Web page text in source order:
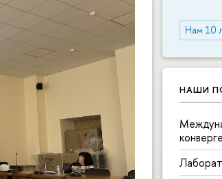
Нам 10
НАШИ